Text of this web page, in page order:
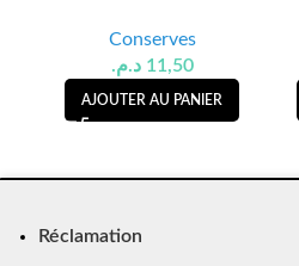
Conserves
11,50 د.م.
AJOUTER AU PANIER
Réclamation